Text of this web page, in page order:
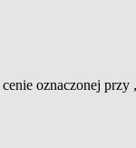
oznaczonej